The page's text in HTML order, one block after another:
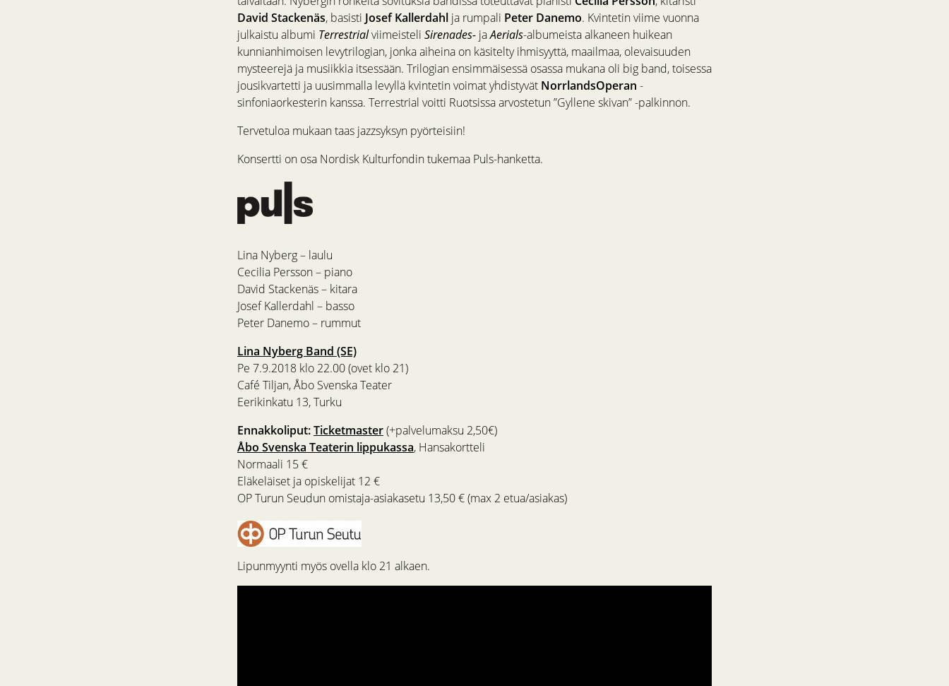
David Stackenäs, basisti Josef Kallerdahl ja rumpali Peter Danemo. Kvintetin viime vuonna
julkaistu albumi Terrestrialviimeisteli Sirenades- jaAerials-albumeista alkaneen huikean
kunnianhimoisen levytrilogian, jonka aiheina on käsitelty ihmisyyttä, maailmaa, olevaisuuden
mysteerejä ja musiikkia itsessään. Trilogian ensimmäisessä osassa mukana oli big band, toisessa
jousikvartetti ja uusimmalla levyllä kvintetin voimat yhdistyvät NorrlandsOperan -
sinfoniaorkesterin kanssa. Terrestrial voitti Ruotsissa arvostetun ”Gyllene skivan” -palkinnon.
Tervetuloa mukaan taas jazzsyksyn pyörteisiin!
Konsertti on osa Nordisk Kulturfondin tukemaa Puls-hanketta.
Lina Nyberg – laulu
Cecilia Persson – piano
David Stackenäs – kitara
Josef Kallerdahl – basso
Peter Danemo – rummut
Lina Nyberg Band (SE)
Pe 7.9.2018 klo 22.00 (ovet klo 21)
Café Tiljan, Åbo Svenska Teater
Eerikinkatu 13, Turku
Ennakkoliput:Ticketmaster(+palvelumaksu 2,50€)
Åbo Svenska Teaterin lippukassa, Hansakortteli
Normaali 15 €
Eläkeläiset ja opiskelijat 12 €
OP Turun Seudun omistaja-asiakasetu 13,50 € (max 2 etua/asiakas)
Lipunmyynti myös ovella klo 21 alkaen.